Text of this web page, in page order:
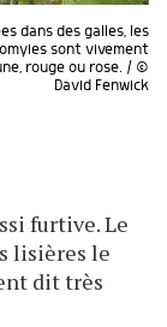
dans des galles, les
sont vivement
rouge ou rose. / ©
David Fenwick
furtive. Le
lisières le
dit très